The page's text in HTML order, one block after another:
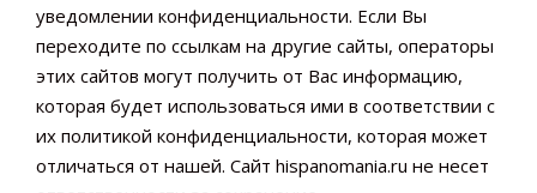
уведомлении конфиденциальности. Если Вы
переходите по ссылкам на другие сайты, операторы
этих сайтов могут получить от Вас информацию,
которая будет использоваться ими в соответствии с
их политикой конфиденциальности, которая может
отличаться от нашей. Сайт hispanomania.ru не несет